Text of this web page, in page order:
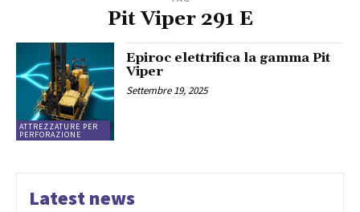
Pit Viper 291 E
ATTREZZATURE PER
PERFORAZIONE
Epiroc elettrifica la gamma Pit
Viper
Settembre 19, 2025
Latest news